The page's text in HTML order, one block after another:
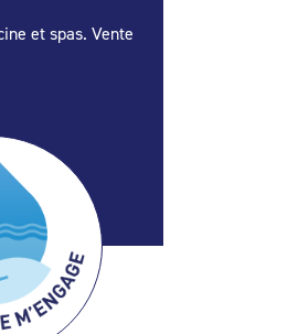
et spas. Vente